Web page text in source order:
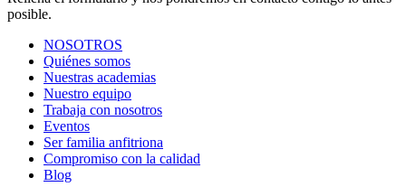
posible.
NOSOTROS
Quiénes somos
Nuestras academias
Nuestro equipo
Trabaja con nosotros
Eventos
Ser familia anfitriona
Compromiso con la calidad
Blog